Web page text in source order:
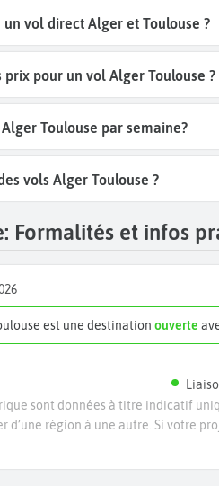
vol direct Alger et Toulouse ?
pour un vol Alger Toulouse ?
Toulouse par semaine?
vols Alger Toulouse ?
Formalités et infos
est une destination ouverte
sont données à titre indicatif
d’une région à une autre. Si votre